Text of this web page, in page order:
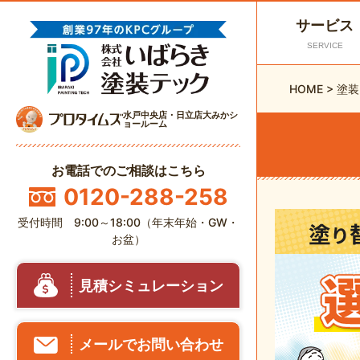
水戸中央店・日立店大みかシ
ョールーム
お電話でのご相談はこちら
0120-288-258
受付時間 9:00～18:00（年末年始・GW・
お盆）
見積シミュレーション
メールでお問い合わせ
サービス
SERVICE
HOME > 塗